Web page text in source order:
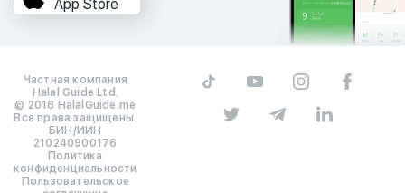
App Store
Частная компания
Halal Guide Ltd.
© 2018 HalalGuide.me
Все права защищены.
БИН/ИИН
210240900176
Политика
конфиденциальности
Пользовательское